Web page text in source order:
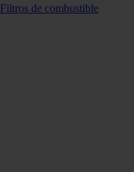
Filtros de combustible